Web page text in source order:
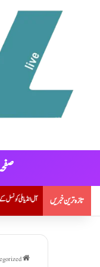
تازہ ترین خبریں
کے وفد کی صدر کے پی سی سی سے ملاقات؛ سیاسی